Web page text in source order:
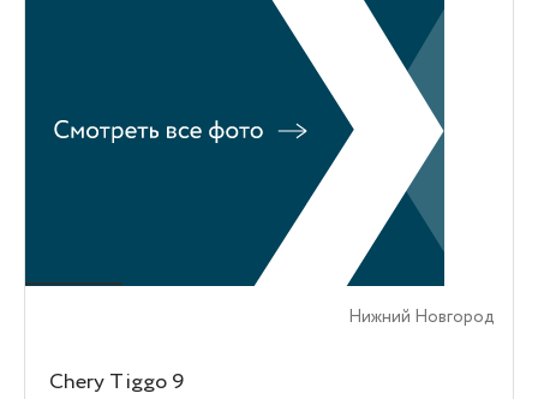
Нижний Новгород
Chery Tiggo 9